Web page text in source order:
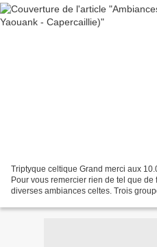
Triptyque celtique Grand merci aux
Pour vous remercier rien de tel que
diverses ambiances celtes. Trois